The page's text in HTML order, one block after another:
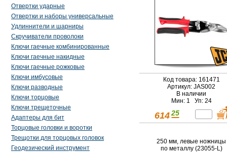
Отвертки ударные
Отвертки и наборы универсальные
Удлиннители и шарниры
Скручиватели проволоки
Ключи гаечные комбинированные
Ключи гаечные накидные
Ключи гаечные рожковые
Ключи имбусовые
Ключи разводные
Ключи торцовые
Ключи трещеточные
Адаптеры для бит
Торцовые головки и воротки
Трещотки для торцовых головок
Геодезический инструмент
Код товара: 161471
Артикул: JAS002
В наличии
Мин: 1 Уп: 24
614 25
250 мм, левые ножницы
по металлу (23055-L)